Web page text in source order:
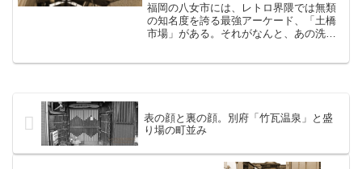
福岡の八女市には、レトロ界隈では無類
の知名度を誇る最強アーケード、「土橋
市場」がある。それがなんと、あの洗練
表の顔と裏の顔。別府「竹瓦温泉」と盛
り場の町並み